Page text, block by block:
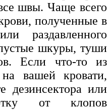
швы. Чаще всего
полученные в
раздавленного
шкуры, туши
Если что-то из
на вашей кровати,
дезинсектора или
от клопов